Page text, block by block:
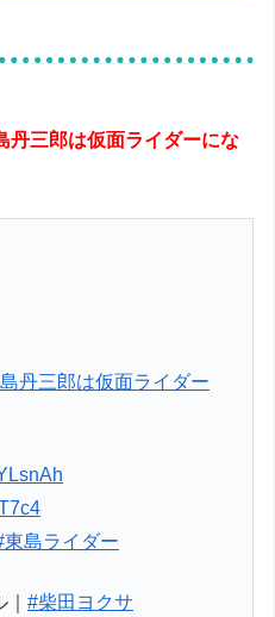
三郎は仮面ライダーにな
丹三郎は仮面ライダー
東島ライダー
｜#柴田ヨクサ